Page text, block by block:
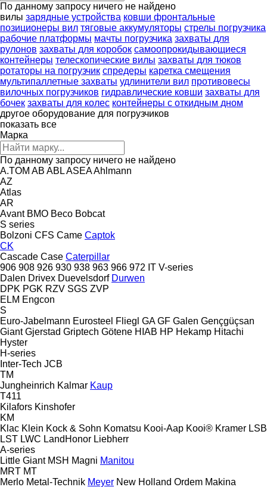
По данному запросу ничего не найдено
вилы зарядные устройства ковши фронтальные
позиционеры вил тяговые аккумуляторы стрелы погрузчика
рабочие платформы мачты погрузчика захваты для
рулонов захваты для коробок самоопрокидывающиеся
контейнеры телескопические вилы захваты для тюков
ротаторы на погрузчик спредеры каретка смещения
мультипаллетные захваты удлинители вил противовесы
вилочных погрузчиков гидравлические ковши захваты для
бочек захваты для колес контейнеры с откидным дном
другое оборудование для погрузчиков
показать все
Марка
По данному запросу ничего не найдено
A.TOM AB ABLASEAAhlmann
AZ
Atlas
AR
Avant BMO Beco Bobcat
S series
Bolzoni CFS Came Captok
CK
Cascade Case Caterpillar
906 908 926 930 938 963 966 972 IT V-series
Dalen Drivex Duevelsdorf Durwen
DPK PGK RZV SGS ZVP
ELM Engcon
S
Euro-Jabelmann Eurosteel Fliegl GA GF Galen Gençgüçsan
Giant Gjerstad Griptech Götene HIAB HP Hekamp Hitachi
Hyster
H-series
Inter-Tech JCB
TM
Jungheinrich Kalmar Kaup
T411
Kilafors Kinshofer
KM
Klac Klein Kock & Sohn Komatsu Kooi-Aap Kooi® Kramer LSB
LST LWC LandHonor Liebherr
A-series
Little Giant MSH Magni Manitou
MRT MT
Merlo Metal-Technik Meyer New Holland Ordem Makina